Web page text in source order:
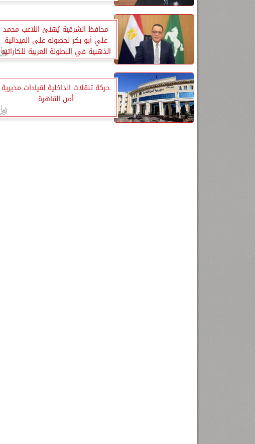
محافظ الشرقية يُهنئ اللاعب محمد
علي أبو بكر لحصوله على الميدالية
الذهبية في البطولة العربية للكاراتيه
الثالثة عشر للكبار بالقاهرة
حركة تنقلات الداخلية لقيادات مديرية
أمن القاهرة